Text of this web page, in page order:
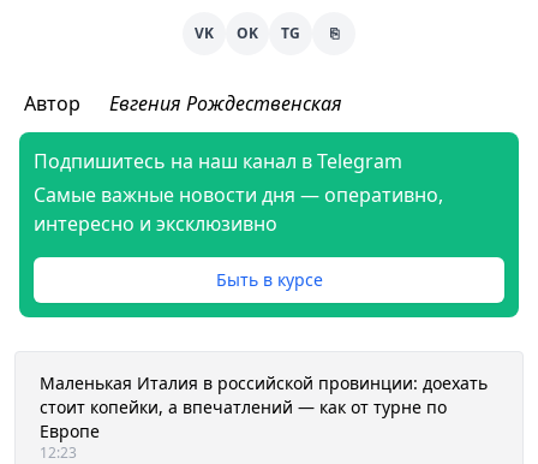
VK OK TG ⎘
Автор Евгения Рождественская
Подпишитесь на наш канал в Telegram
Самые важные новости дня — оперативно,
интересно и эксклюзивно
Быть в курсе
Маленькая Италия в российской провинции: доехать
стоит копейки, а впечатлений — как от турне по
Европе
12:23